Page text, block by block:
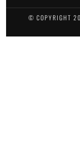
© COPYRIGHT